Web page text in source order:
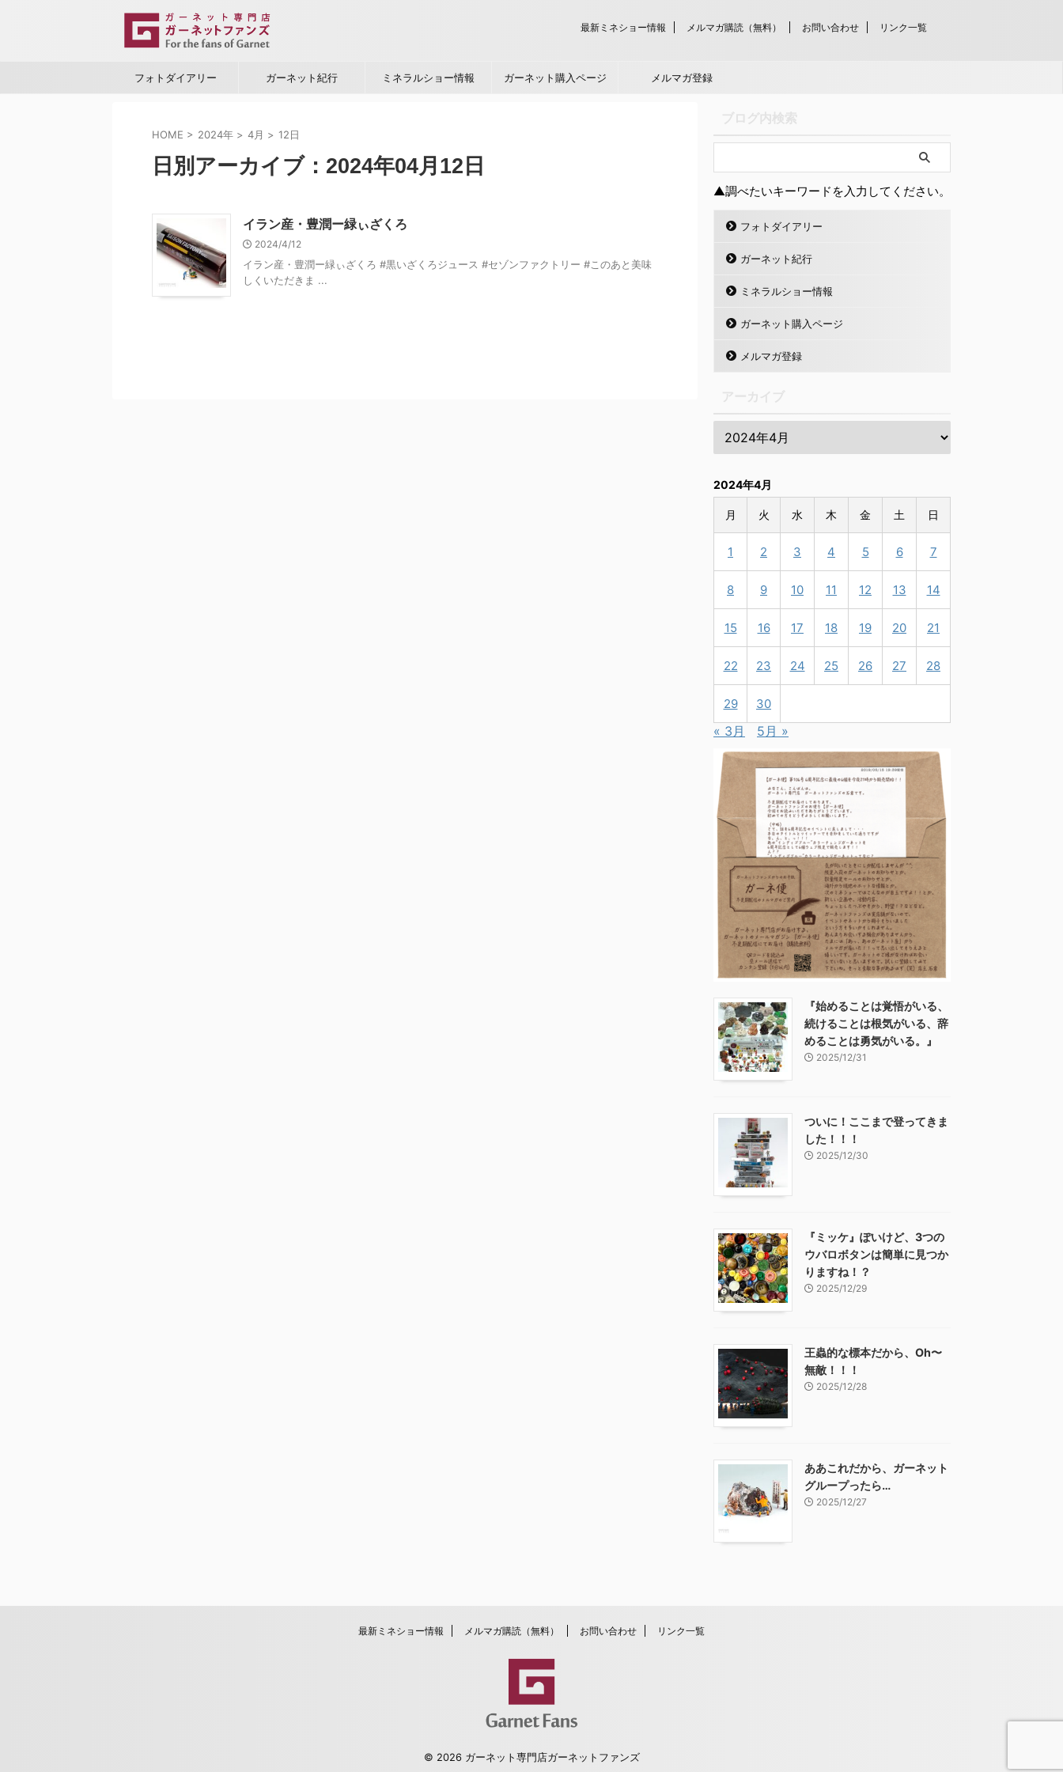
最新ミネショー情報 メルマガ購読（無料） お問い合わせ リンク一覧
フォトダイアリー ガーネット紀行 ミネラルショー情報 ガーネット購入ページ メルマガ登録
HOME > 2024年 > 4月 > 12日
日別アーカイブ：2024年04月12日
イラン産・豊潤ー緑ぃざくろ
2024/4/12
イラン産・豊潤ー緑ぃざくろ #黒いざくろジュース #セゾンファクトリー #このあと美味
しくいただきま ...
▲調べたいキーワードを入力してください。
フォトダイアリー
ガーネット紀行
ミネラルショー情報
ガーネット購入ページ
メルマガ登録
2024年4月
月 火 水 木 金 土 日
1 2 3 4 5 6 7
8 9 10 11 12 13 14
15 16 17 18 19 20 21
22 23 24 25 26 27 28
29 30
« 3月 5月 »
『始めることは覚悟がいる、
続けることは根気がいる、辞
めることは勇気がいる。』
2025/12/31
ついに！ここまで登ってきま
した！！！
2025/12/30
『ミッケ』ぽいけど、3つの
ウバロボタンは簡単に見つか
りますね！？
2025/12/29
王蟲的な標本だから、Oh〜
無敵！！！
2025/12/28
ああこれだから、ガーネット
グループったら…
2025/12/27
最新ミネショー情報 メルマガ購読（無料） お問い合わせ リンク一覧
© 2026 ガーネット専門店ガーネットファンズ